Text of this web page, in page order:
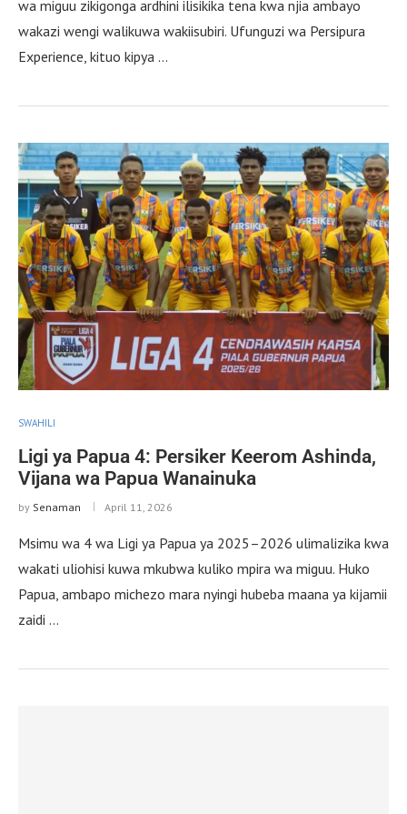
wa miguu zikigonga ardhini ilisikika tena kwa njia ambayo
wakazi wengi walikuwa wakiisubiri. Ufunguzi wa Persipura
Experience, kituo kipya …
SWAHILI
Ligi ya Papua 4: Persiker Keerom Ashinda,
Vijana wa Papua Wanainuka
by Senaman April 11, 2026
Msimu wa 4 wa Ligi ya Papua ya 2025–2026 ulimalizika kwa
wakati uliohisi kuwa mkubwa kuliko mpira wa miguu. Huko
Papua, ambapo michezo mara nyingi hubeba maana ya kijamii
zaidi …